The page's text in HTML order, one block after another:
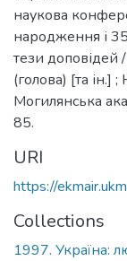
наукова
народження і
тези доповідей
(голова) [та ін.]
Могилянська
85.
URI
https://
Collections
1997. Україна: